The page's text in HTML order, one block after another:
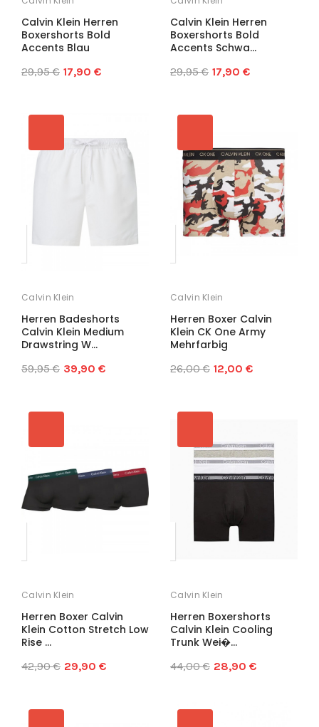
Calvin Klein Herren
Boxershorts Bold
Accents Blau
29,95 € 17,90 €
Calvin Klein Herren
Boxershorts Bold
Accents Schwa...
29,95 € 17,90 €
Calvin Klein
Herren Badeshorts
Calvin Klein Medium
Drawstring W...
59,95 € 39,90 €
Calvin Klein
Herren Boxer Calvin
Klein CK One Army
Mehrfarbig
26,00 € 12,00 €
Calvin Klein
Herren Boxer Calvin
Klein Cotton Stretch Low
Rise ...
42,90 € 29,90 €
Calvin Klein
Herren Boxershorts
Calvin Klein Cooling
Trunk Wei�...
44,00 € 28,90 €